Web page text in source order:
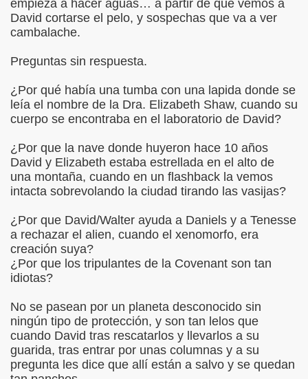
empieza a hacer aguas… a partir de que vemos a
David cortarse el pelo, y sospechas que va a ver
cambalache.
Preguntas sin respuesta.
¿Por qué había una tumba con una lapida donde se
leía el nombre de la Dra. Elizabeth Shaw, cuando su
cuerpo se encontraba en el laboratorio de David?
¿Por que la nave donde huyeron hace 10 años
David y Elizabeth estaba estrellada en el alto de
una montaña, cuando en un flashback la vemos
intacta sobrevolando la ciudad tirando las vasijas?
¿Por que David/Walter ayuda a Daniels y a Tenesse
a rechazar el alien, cuando el xenomorfo, era
creación suya?
¿Por que los tripulantes de la Covenant son tan
idiotas?
No se pasean por un planeta desconocido sin
ningún tipo de protección, y son tan lelos que
cuando David tras rescatarlos y llevarlos a su
guarida, tras entrar por unas columnas y a su
pregunta les dice que allí están a salvo y se quedan